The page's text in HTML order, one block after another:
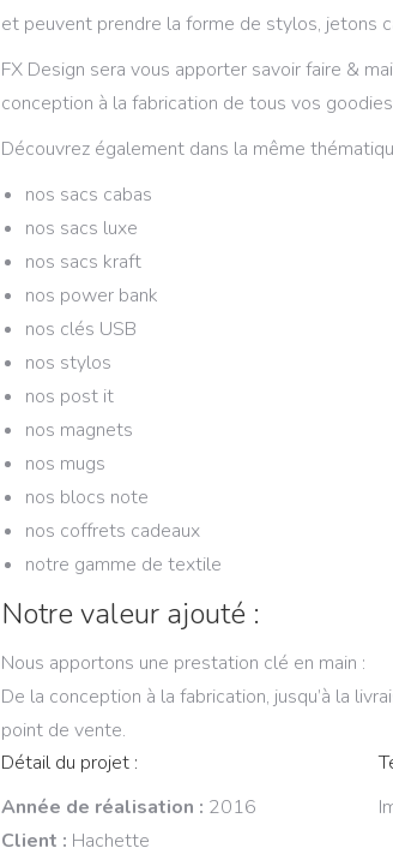
et peuvent prendre la forme de stylos, jetons
FX Design sera vous apporter savoir faire &
conception à la fabrication de tous vos
Découvrez également dans la même
nos sacs cabas
nos sacs luxe
nos sacs kraft
nos power bank
nos clés USB
nos stylos
nos post it
nos magnets
nos mugs
nos blocs note
nos coffrets cadeaux
notre gamme de textile
Notre valeur ajouté :
Nous apportons une prestation clé en main :
De la conception à la fabrication, jusqu’à la
point de vente.
Détail du projet :
Année de réalisation : 2016
Client : Hachette